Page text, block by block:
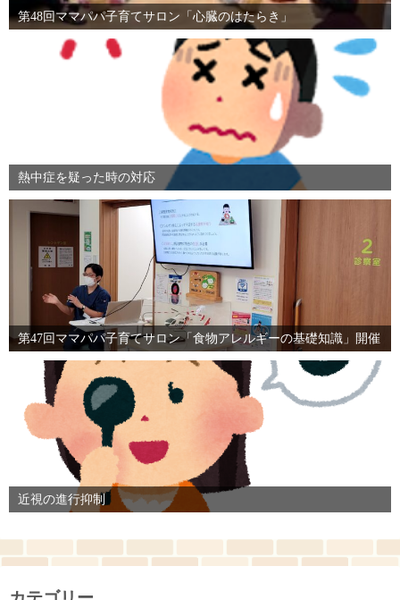
第48回ママパパ子育てサロン「心臓のはたらき」
熱中症を疑った時の対応
第47回ママパパ子育てサロン「食物アレルギーの基礎知識」開催
近視の進行抑制